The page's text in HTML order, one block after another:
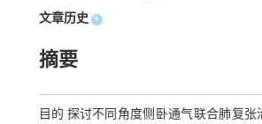
文章历史 +
摘要
目的 探讨不同角度侧卧通气联合肺复张